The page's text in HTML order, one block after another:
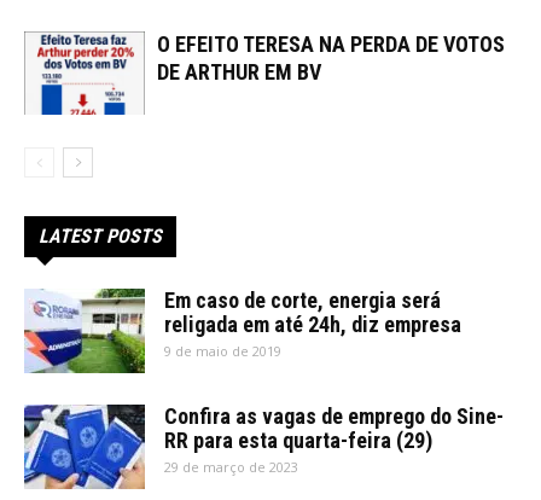
O EFEITO TERESA NA PERDA DE VOTOS
DE ARTHUR EM BV
LATEST POSTS
Em caso de corte, energia será
religada em até 24h, diz empresa
9 de maio de 2019
Confira as vagas de emprego do Sine-
RR para esta quarta-feira (29)
29 de março de 2023